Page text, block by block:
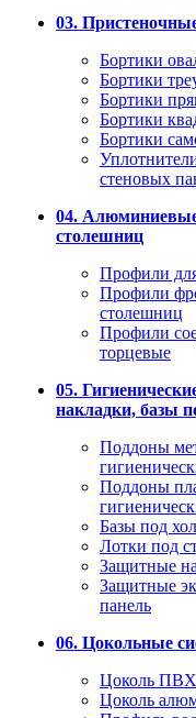
03.
Бортики
Бортики
Бортики
Бортики
Бортики
стеновых
04.
столешниц
Профили
Профили
столешниц
Профили
торцевые
05.
накладки, базы
Поддоны
Поддоны
Базы под
Лотки под
Защитные
Защитные
панель
06. Цокольные
Цоколь ПВХ
Цоколь